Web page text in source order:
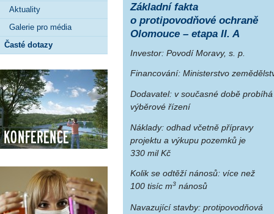
Aktuality
Galerie pro média
Časté dotazy
Konference
Základní fakta
o protipovodňové ochraně
Olomouce – etapa II. A
Investor: Povodí Moravy, s. p.
Financování: Ministerstvo
Dodavatel: v současné době probíhá
výběrové řízení
Náklady: odhad včetně přípravy
projektu a výkupu pozemků je
330 mil Kč
Kolik se odtěží nánosů: více než
100 tisíc m3 nánosů
Navazující stavby: protipovodňová